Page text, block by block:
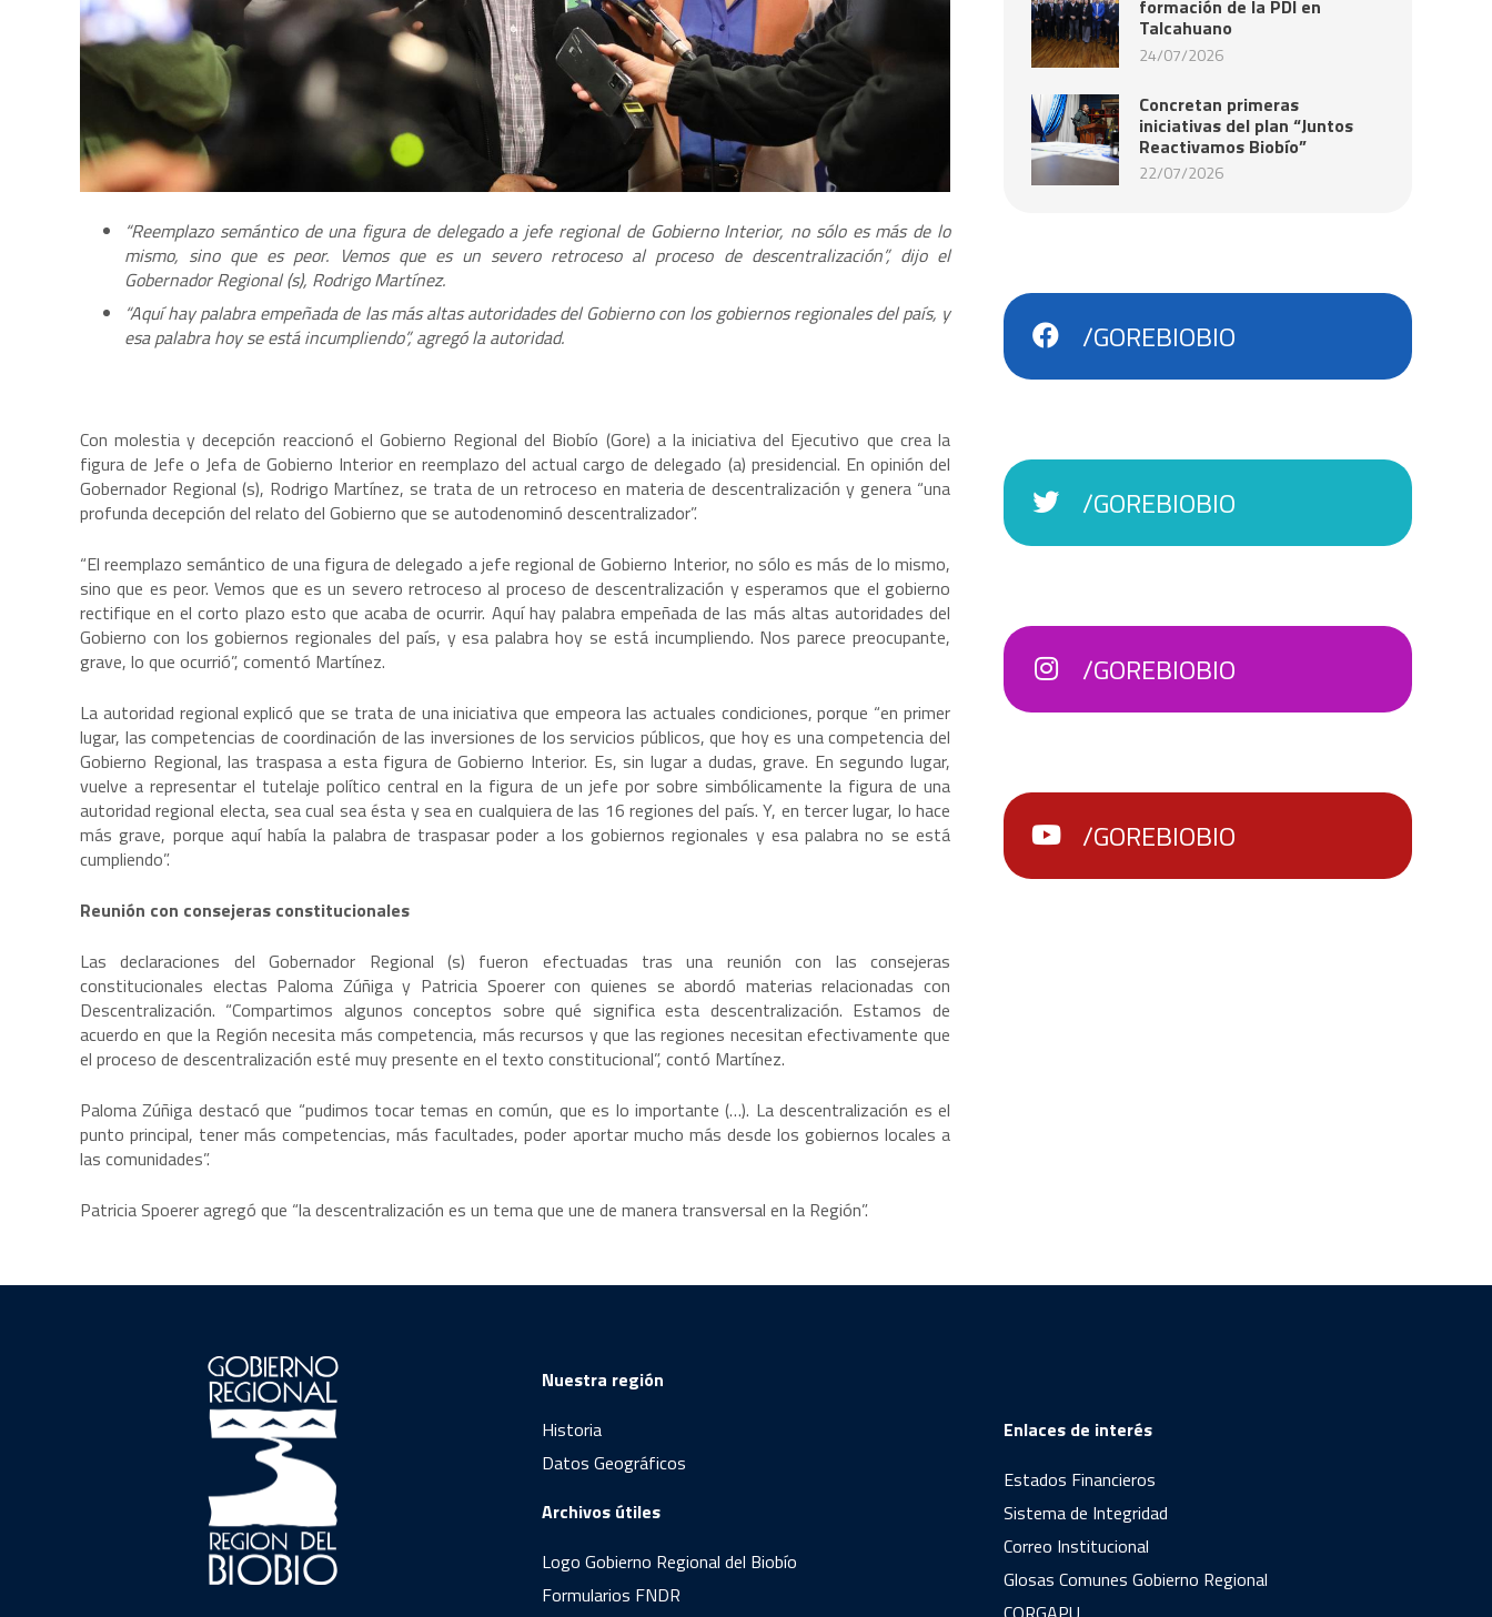
“Reemplazo semántico de una figura de delegado a jefe regional de Gobierno Interior, no sólo es más de lo
mismo, sino que es peor. Vemos que es un severo retroceso al proceso de descentralización”, dijo el
Gobernador Regional (s), Rodrigo Martínez.
“Aquí hay palabra empeñada de las más altas autoridades del Gobierno con los gobiernos regionales del país, y
esa palabra hoy se está incumpliendo”, agregó la autoridad.
Con molestia y decepción reaccionó el Gobierno Regional del Biobío (Gore) a la iniciativa del Ejecutivo que crea la
figura de Jefe o Jefa de Gobierno Interior en reemplazo del actual cargo de delegado (a) presidencial. En opinión del
Gobernador Regional (s), Rodrigo Martínez, se trata de un retroceso en materia de descentralización y genera “una
profunda decepción del relato del Gobierno que se autodenominó descentralizador”.
“El reemplazo semántico de una figura de delegado a jefe regional de Gobierno Interior, no sólo es más de lo mismo,
sino que es peor. Vemos que es un severo retroceso al proceso de descentralización y esperamos que el gobierno
rectifique en el corto plazo esto que acaba de ocurrir. Aquí hay palabra empeñada de las más altas autoridades del
Gobierno con los gobiernos regionales del país, y esa palabra hoy se está incumpliendo. Nos parece preocupante,
grave, lo que ocurrió”, comentó Martínez.
La autoridad regional explicó que se trata de una iniciativa que empeora las actuales condiciones, porque “en primer
lugar, las competencias de coordinación de las inversiones de los servicios públicos, que hoy es una competencia del
Gobierno Regional, las traspasa a esta figura de Gobierno Interior. Es, sin lugar a dudas, grave. En segundo lugar,
vuelve a representar el tutelaje político central en la figura de un jefe por sobre simbólicamente la figura de una
autoridad regional electa, sea cual sea ésta y sea en cualquiera de las 16 regiones del país. Y, en tercer lugar, lo hace
más grave, porque aquí había la palabra de traspasar poder a los gobiernos regionales y esa palabra no se está
cumpliendo”.
Reunión con consejeras constitucionales
Las declaraciones del Gobernador Regional (s) fueron efectuadas tras una reunión con las consejeras
constitucionales electas Paloma Zúñiga y Patricia Spoerer con quienes se abordó materias relacionadas con
Descentralización. “Compartimos algunos conceptos sobre qué significa esta descentralización. Estamos de
acuerdo en que la Región necesita más competencia, más recursos y que las regiones necesitan efectivamente que
el proceso de descentralización esté muy presente en el texto constitucional”, contó Martínez.
Paloma Zúñiga destacó que “pudimos tocar temas en común, que es lo importante (…). La descentralización es el
punto principal, tener más competencias, más facultades, poder aportar mucho más desde los gobiernos locales a
las comunidades”.
Patricia Spoerer agregó que “la descentralización es un tema que une de manera transversal en la Región”.
formación de la PDI en
Talcahuano
24/07/2026
Concretan primeras
iniciativas del plan “Juntos
Reactivamos Biobío”
22/07/2026
/GOREBIOBIO
/GOREBIOBIO
/GOREBIOBIO
/GOREBIOBIO
Nuestra región
Historia
Datos Geográficos
Archivos útiles
Logo Gobierno Regional del Biobío
Formularios FNDR
Enlaces de interés
Estados Financieros
Sistema de Integridad
Correo Institucional
Glosas Comunes Gobierno Regional